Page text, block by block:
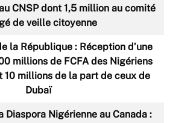
CNSP dont 1,5 million au comité
de veille citoyenne
la République : Réception d’une
millions de FCFA des Nigériens
10 millions de la part de ceux de
Dubaï
Diaspora Nigérienne au Canada :